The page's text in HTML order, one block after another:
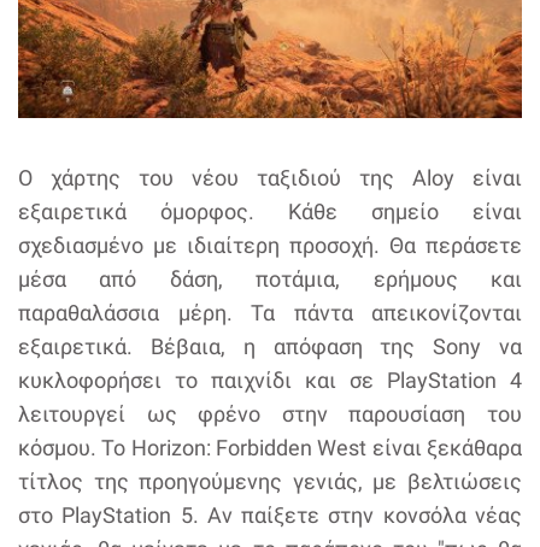
Ο χάρτης του νέου ταξιδιού της Aloy είναι
εξαιρετικά όμορφος. Κάθε σημείο είναι
σχεδιασμένο με ιδιαίτερη προσοχή. Θα περάσετε
μέσα από δάση, ποτάμια, ερήμους και
παραθαλάσσια μέρη. Τα πάντα απεικονίζονται
εξαιρετικά. Βέβαια, η απόφαση της Sony να
κυκλοφορήσει το παιχνίδι και σε PlayStation 4
λειτουργεί ως φρένο στην παρουσίαση του
κόσμου. Το Horizon: Forbidden West είναι ξεκάθαρα
τίτλος της προηγούμενης γενιάς, με βελτιώσεις
στο PlayStation 5. Αν παίξετε στην κονσόλα νέας